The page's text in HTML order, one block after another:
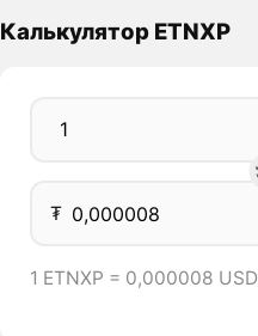
Калькулятор ETNXP
₮
1 ETNXP = 0,000008 USD